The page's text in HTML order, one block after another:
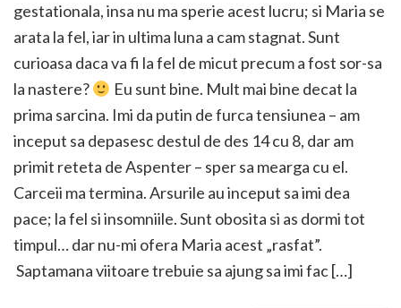
gestationala, insa nu ma sperie acest lucru; si Maria se
arata la fel, iar in ultima luna a cam stagnat. Sunt
curioasa daca va fi la fel de micut precum a fost sor-sa
la nastere?
Eu sunt bine. Mult mai bine decat la
prima sarcina. Imi da putin de furca tensiunea – am
inceput sa depasesc destul de des 14 cu 8, dar am
primit reteta de Aspenter – sper sa mearga cu el.
Carceii ma termina. Arsurile au inceput sa imi dea
pace; la fel si insomniile. Sunt obosita si as dormi tot
timpul… dar nu-mi ofera Maria acest „rasfat”.
Saptamana viitoare trebuie sa ajung sa imi fac […]